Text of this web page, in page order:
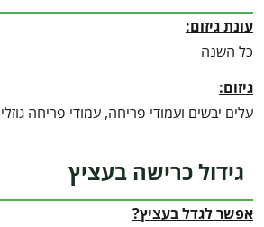
עונת גיזום:
כל השנה
גיזום:
עלים יבשים ועמודי פריחה, עמודי פריחה
גידול כרישה בעציץ
אפשר לגדל בעציץ?